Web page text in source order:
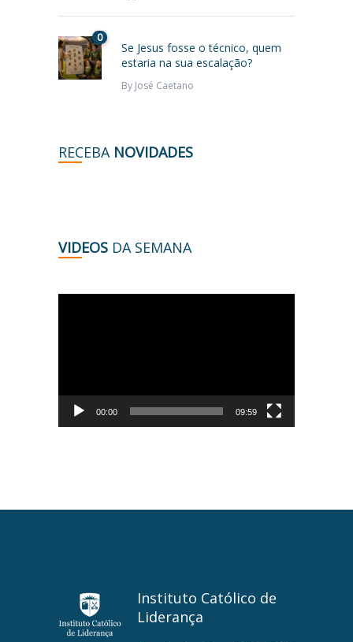
0
Se Jesus fosse o técnico, quem
estaria na sua escalação?
By José Caetano
RECEBA NOVIDADES
VIDEOS DA SEMANA
00:00 09:59
Instituto Católico de
Liderança